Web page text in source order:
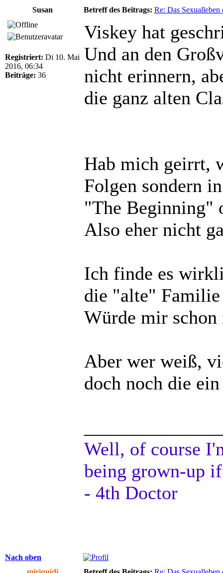
Susan
Betreff des Beitrags: Re: Das
Registriert: Di 10. Mai
2016, 06:34
Beiträge: 36
Viskey hat
Und an den
nicht erinnern,
die ganz alten
Hab mich geirrt,
Folgen sondern
"The Beginning"
Also eher nicht
Ich finde es
die "alte" Familie
Würde mir schon
Aber wer weiß,
doch noch die
Well, of course
being grown-up
- 4th Doctor
Nach oben